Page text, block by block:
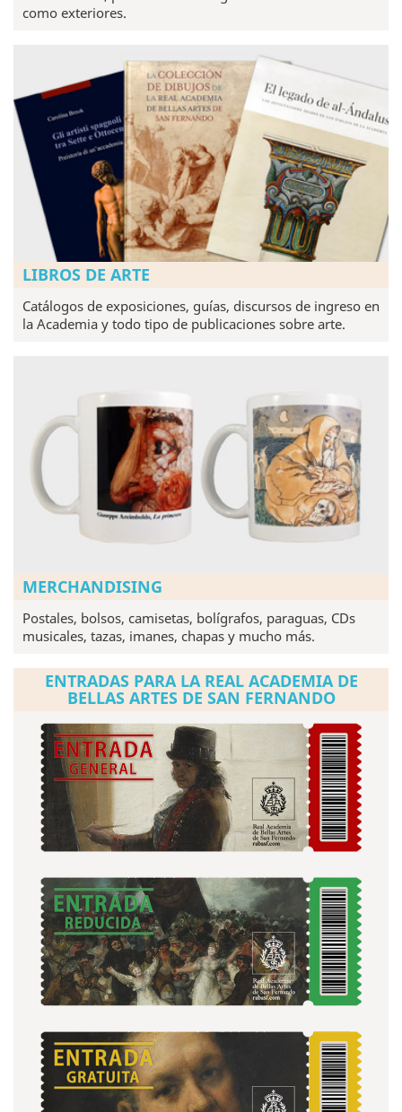
como exteriores.
LIBROS DE ARTE
Catálogos de exposiciones, guías, discursos de ingreso en
la Academia y todo tipo de publicaciones sobre arte.
MERCHANDISING
Postales, bolsos, camisetas, bolígrafos, paraguas, CDs
musicales, tazas, imanes, chapas y mucho más.
ENTRADAS PARA LA REAL ACADEMIA DE
BELLAS ARTES DE SAN FERNANDO